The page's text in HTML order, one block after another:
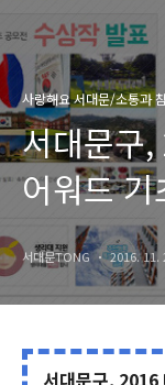
사랑해요 서대문/소통과
서대문구
어워드
감사합니
서대문TONG 2016. 11.
서대문구, 2016